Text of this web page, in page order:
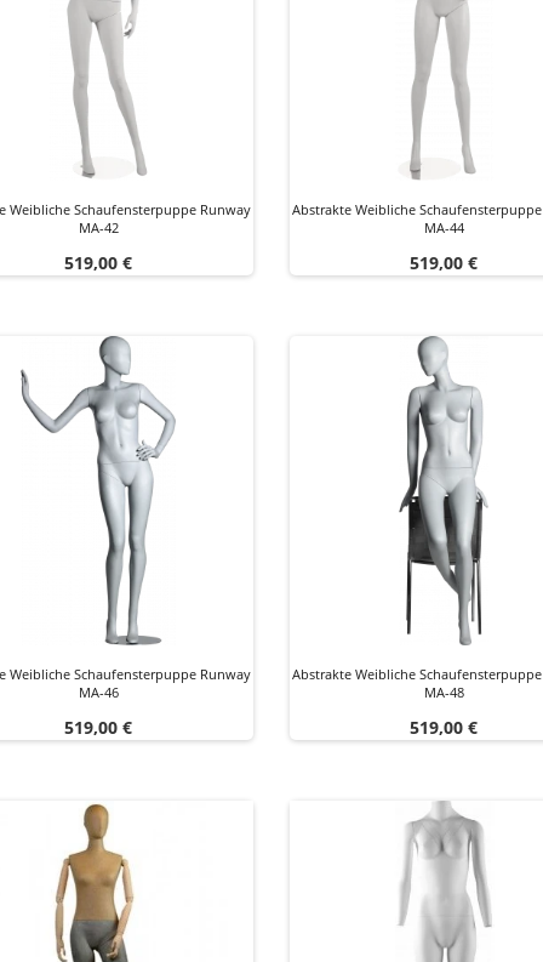
Weibliche Schaufensterpuppe Runway
MA-42
Preis
519,00 €
Abstrakte Weibliche
MA-44
Preis
519,00 €
Weibliche Schaufensterpuppe Runway
MA-46
Preis
519,00 €
Abstrakte Weibliche
MA-48
Preis
519,00 €